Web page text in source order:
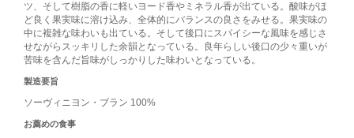
ツ、そして樹脂の香に軽いヨード香やミネラル香が出ている。酸味がほ
ど良く果実味に溶け込み、全体的にバランスの良さをみせる。果実味の
中に複雑な味わいも出ている。そして後口にスパイシーな風味を感じさ
せながらスッキリした余韻となっている。良年らしい後口の少々重いが
苦味を含んだ旨味がしっかりした味わいとなっている。
製造要旨
ソーヴィニヨン・ブラン 100%
お薦めの食事